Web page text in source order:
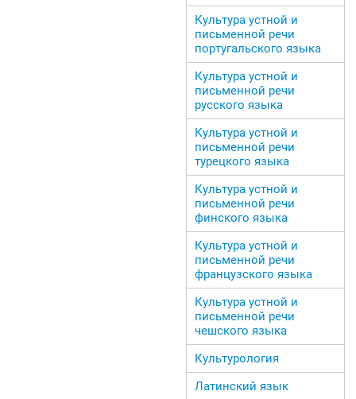
Культура устной и
письменной речи
португальского языка
Культура устной и
письменной речи
русского языка
Культура устной и
письменной речи
турецкого языка
Культура устной и
письменной речи
финского языка
Культура устной и
письменной речи
французского языка
Культура устной и
письменной речи
чешского языка
Культурология
Латинский язык